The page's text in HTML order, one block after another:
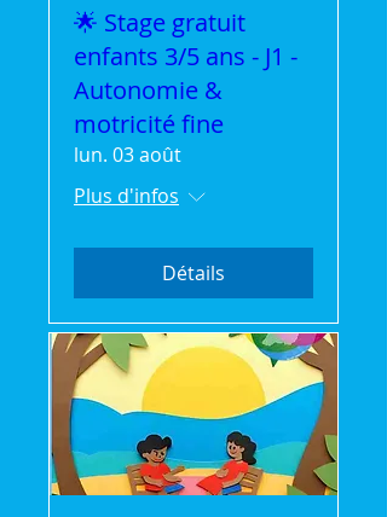
🌟 Stage gratuit
enfants 3/5 ans - J1 -
Autonomie &
motricité fine
lun. 03 août
Plus d'infos
Détails